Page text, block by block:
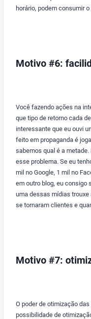
horário, podem consumir
Motivo #6:
Você fazendo ações na
que tipo de retorno cada
interessante que eu ouvi
feito em propaganda é
sabemos qual é a
esse problema. Se eu
mil no Google, 1 mil no
em outro blog, eu consigo
uma dessas mídias
se tornaram clientes e
Motivo #7:
O poder de otimização
possibilidade de